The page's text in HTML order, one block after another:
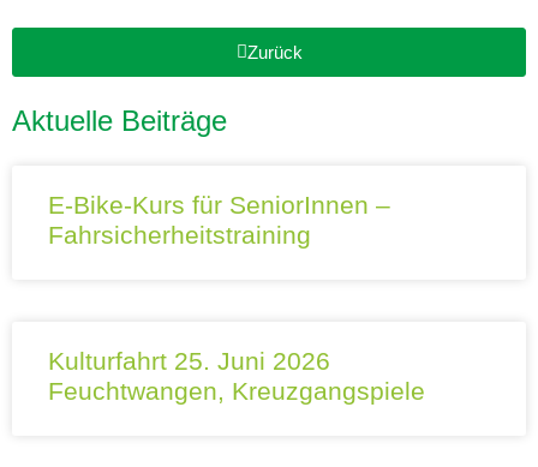
Zurück
Aktuelle Beiträge
E-Bike-Kurs für SeniorInnen –
Fahrsicherheitstraining
Kulturfahrt 25. Juni 2026
Feuchtwangen, Kreuzgangspiele